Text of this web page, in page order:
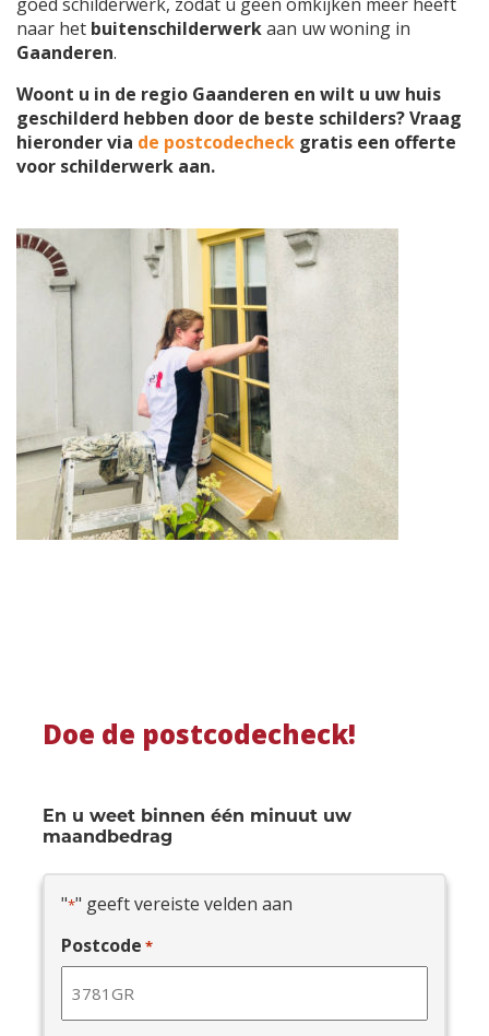
naar het buitenschilderwerkaan uw woning in
Gaanderen.
Woont u in de regio Gaanderen en wilt u uw huis
geschilderd hebben door de beste schilders? Vraag
hieronder via de postcodecheck gratis een offerte
voor schilderwerk aan.
Doe de postcodecheck!
En u weet binnen één minuut uw
maandbedrag
"*" geeft vereiste velden aan
Postcode *